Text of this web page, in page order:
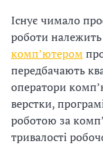
Існує чимало
роботи
комп’ютером
передбачають
оператори
верстки,
роботою за
тривалості
р
о
б
о
т
а
х
і
я
.